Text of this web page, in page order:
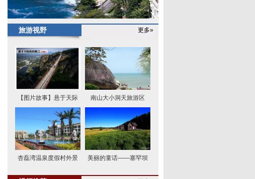
旅游视野 更多»
【图片故事】悬于天际 南山大小洞天旅游区
杏磊湾温泉度假村外景 美丽的童话——塞罕坝